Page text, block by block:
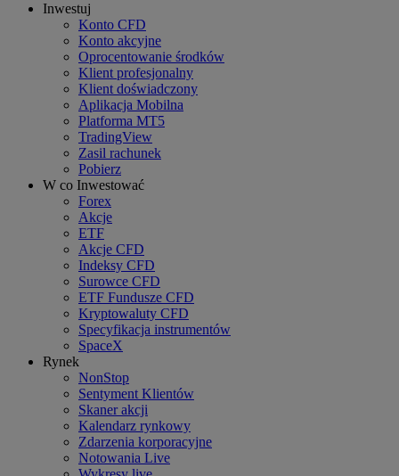
Inwestuj
Konto CFD
Konto akcyjne
Oprocentowanie środków
Klient profesjonalny
Klient doświadczony
Aplikacja Mobilna
Platforma MT5
TradingView
Zasil rachunek
Pobierz
W co Inwestować
Forex
Akcje
ETF
Akcje CFD
Indeksy CFD
Surowce CFD
ETF Fundusze CFD
Kryptowaluty CFD
Specyfikacja instrumentów
SpaceX
Rynek
NonStop
Sentyment Klientów
Skaner akcji
Kalendarz rynkowy
Zdarzenia korporacyjne
Notowania Live